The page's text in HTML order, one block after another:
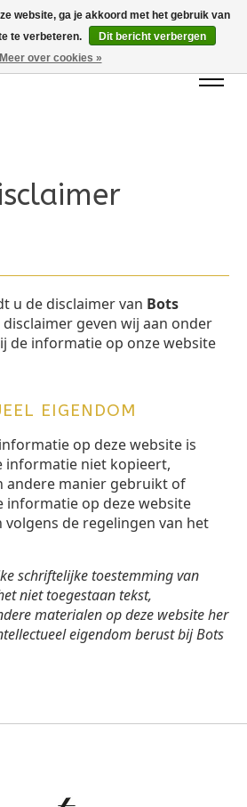
71777
u de disclaimer van Bots
disclaimer geven wij aan onder
de informatie op onze website
EIGENDOM
op deze website is
informatie niet kopieert,
andere manier gebruikt of
informatie op deze website
de regelingen van het
schriftelijke toestemming van
niet toegestaan tekst,
materialen op deze website her
eigendom berust bij Bots
website, ga je akkoord met het gebruik van
te verbeteren.
Dit bericht verbergen
Meer over cookies »